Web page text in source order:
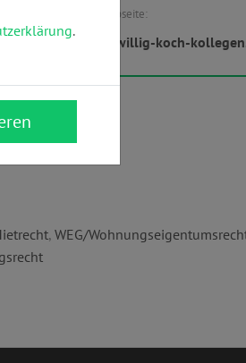
Webseite:
www.willig-koch-
, WEG/
.